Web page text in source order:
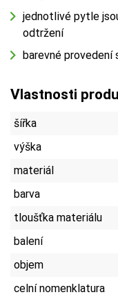
jednotlivé pytle
odtržení
barevné provedení
Vlastnosti
šířka
výška
materiál
barva
tloušťka materiálu
balení
objem
celní nomenklatura